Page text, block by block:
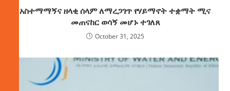
አስተማማኝና ዘላቂ ሰላም ለማረጋገጥ የሃይማኖት ተቋማት ሚና
መጠናከር ወሳኝ መሆኑ ተገለጸ
October 31, 2025